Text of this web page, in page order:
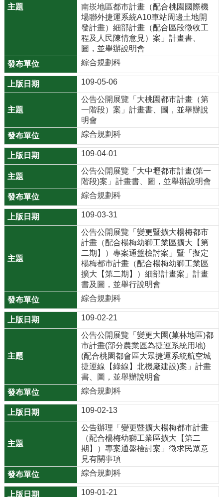
r
隱
私
權
政
策
網
站
安
全
政
策
政
府
資
放
宣
告
安
政
策
南崁地區都市計畫（配合桃園國際機
場聯外捷運系統A10車站周邊土地開
發計畫）細部計畫（配合區段徵收工
程及人民陳情意見）案」計畫書、
圖，並舉辦說明會
綜合規劃科
109-05-06
公告公開展覽「大桃園都市計畫（第
一階段）案」計畫書、圖，並舉辦說
明會
綜合規劃科
109-04-01
公告公開展覽「大中壢都市計畫(第一
階段)案」計畫書、圖，並舉辦說明會
綜合規劃科
109-03-31
公告公開展覽「變更暨擴大楊梅都市
計畫（配合楊梅幼獅工業區擴大【第
二期】）專案通盤檢討案」暨「擬定
楊梅都市計畫（配合楊梅幼獅工業區
擴大【第二期】）細部計畫案」計畫
書及圖，並舉行說明會
綜合規劃科
109-02-21
公告公開展覽「變更大園(菓林地區)都
市計畫(部分農業區為捷運系統用地)
(配合桃園都會區大眾捷運系統航空城
捷運線【綠線】北機廠建設)案」計畫
書、圖，並舉辦說明會
綜合規劃科
109-02-13
公告辦理「變更暨擴大楊梅都市計畫
（配合楊梅幼獅工業區擴大【第二
期】）專案通盤檢討案」徵求民眾意
見有關事項
綜合規劃科
109-01-21